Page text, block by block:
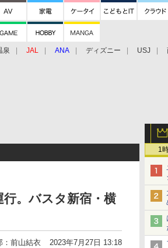
泉 JAL ANA ディズニー USJ
1
。バスタ新宿・横
：前山結衣 2023年7月27日 13:18